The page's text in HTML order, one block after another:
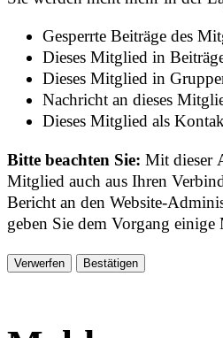
Gesperrte Beiträge des
Dieses Mitglied in
Dieses Mitglied in
Nachricht an dieses
Dieses Mitglied als
Bitte beachten Sie:Mit dieser
Mitglied auch aus Ihren
Bericht an den Website-
geben Sie dem Vorgang
Bestätigen